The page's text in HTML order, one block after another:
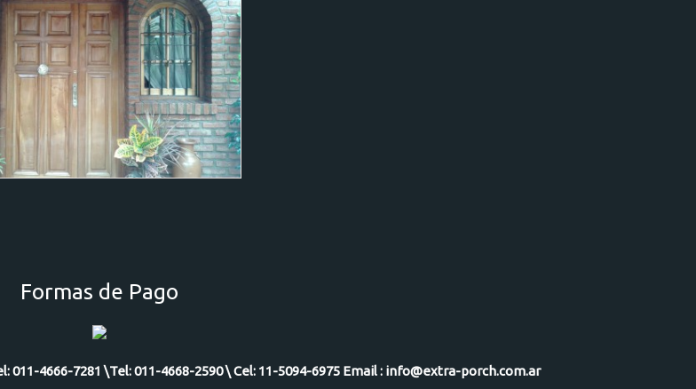
Formas de Pago
011-4666-7281 \Tel: 011-4668-2590 \ Cel: 11-5094-6975 Email : info@extra-porch.com.ar